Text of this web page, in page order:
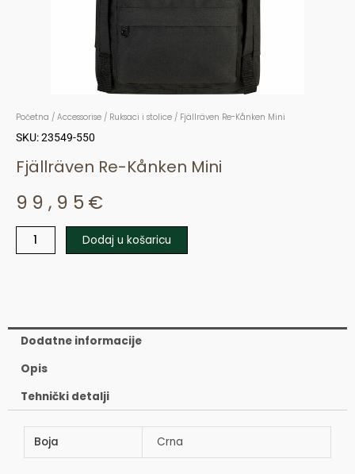
Početna / Accessorise / Ruksaci i stolice / Fjällräven Re-Kånken Mini
SKU: 23549-550
Fjällräven Re-Kånken Mini
99,95 €
Fjällräven
količina
Dodaj u košaricu
Dodatne informacije
Opis
Tehnički detalji
Boja Crna